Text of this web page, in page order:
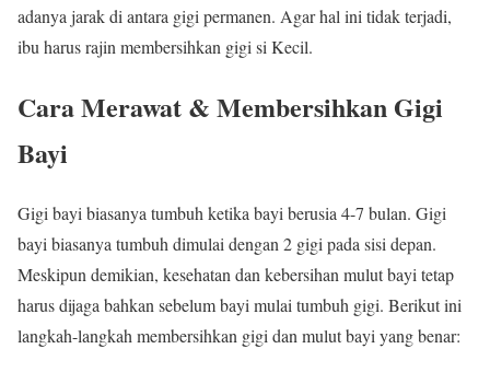
adanya jarak di antara gigi permanen. Agar hal ini tidak terjadi,
ibu harus rajin membersihkan gigi si Kecil.
Cara Merawat & Membersihkan Gigi
Bayi
Gigi bayi biasanya tumbuh ketika bayi berusia 4-7 bulan. Gigi
bayi biasanya tumbuh dimulai dengan 2 gigi pada sisi depan.
Meskipun demikian, kesehatan dan kebersihan mulut bayi tetap
harus dijaga bahkan sebelum bayi mulai tumbuh gigi. Berikut ini
langkah-langkah membersihkan gigi dan mulut bayi yang benar: